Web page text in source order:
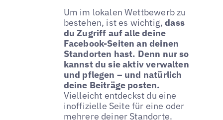
Um im lokalen Wettbewerb zu
bestehen, ist es wichtig,dass
du Zugriff auf alle deine
Facebook-Seiten an deinen
Standorten hast. Denn nur so
kannst du sie aktiv verwalten
und pflegen – und natürlich
deine Beiträge posten.
Vielleicht entdeckst du eine
inoffizielle Seite für eine oder
mehrere deiner Standorte.